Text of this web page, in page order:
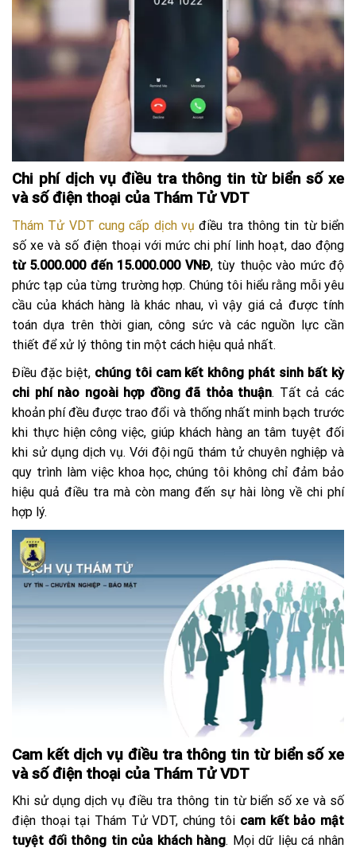
Chi phí dịch vụ điều tra thông tin từ biển số xe
và số điện thoại của Thám Tử VDT
Thám Tử VDT cung cấp dịch vụ điều tra thông tin từ biển
số xe và số điện thoại với mức chi phí linh hoạt, dao động
từ 5.000.000 đến 15.000.000 VNĐ, tùy thuộc vào mức độ
phức tạp của từng trường hợp. Chúng tôi hiểu rằng mỗi yêu
cầu của khách hàng là khác nhau, vì vậy giá cả được tính
toán dựa trên thời gian, công sức và các nguồn lực cần
thiết để xử lý thông tin một cách hiệu quả nhất.
Điều đặc biệt, chúng tôi cam kết không phát sinh bất kỳ
chi phí nào ngoài hợp đồng đã thỏa thuận. Tất cả các
khoản phí đều được trao đổi và thống nhất minh bạch trước
khi thực hiện công việc, giúp khách hàng an tâm tuyệt đối
khi sử dụng dịch vụ. Với đội ngũ thám tử chuyên nghiệp và
quy trình làm việc khoa học, chúng tôi không chỉ đảm bảo
hiệu quả điều tra mà còn mang đến sự hài lòng về chi phí
hợp lý.
Cam kết dịch vụ điều tra thông tin từ biển số xe
và số điện thoại của Thám Tử VDT
Khi sử dụng dịch vụ điều tra thông tin từ biển số xe và số
điện thoại tại Thám Tử VDT, chúng tôi cam kết bảo mật
tuyệt đối thông tin của khách hàng. Mọi dữ liệu cá nhân